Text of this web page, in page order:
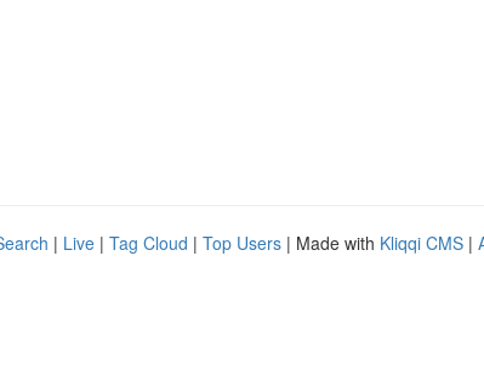
| Live | Tag Cloud | Top Users | Made with Kliqqi CMS |